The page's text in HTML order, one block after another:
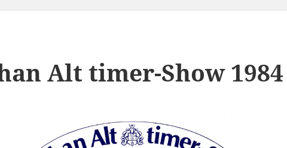
Alt timer-Show 1984